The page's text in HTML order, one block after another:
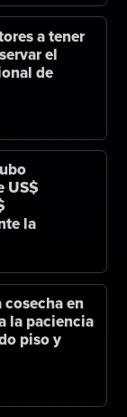
a tener
el
de
US$
la
cosecha en
la paciencia
piso y